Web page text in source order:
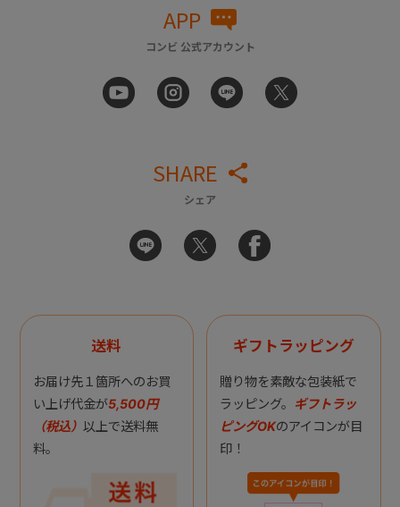
APP
コンビ 公式アカウント
SHARE
シェア
送料
お届け先１箇所へのお買
い上げ代金が5,500円
（税込） 以上で送料無
料。
ギフトラッピング
贈り物を素敵な包装紙で
ラッピング。 ギフトラッ
ピングOKのアイコンが目
印！